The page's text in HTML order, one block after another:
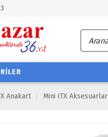
Anakart Mini ITX Aksesuarlar